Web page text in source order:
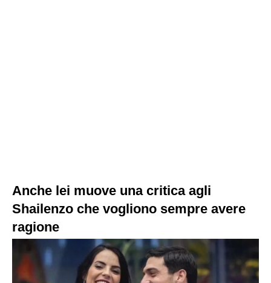
Anche lei muove una critica agli
Shailenzo che vogliono sempre avere
ragione